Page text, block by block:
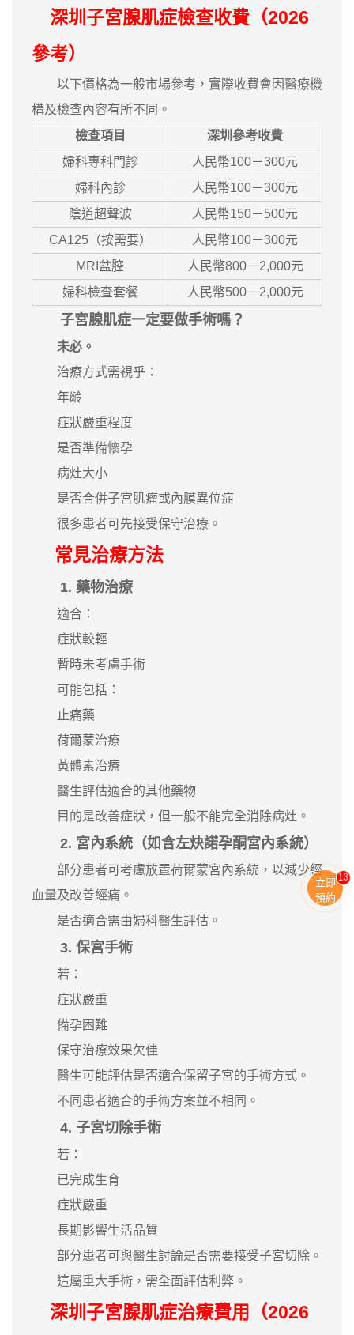
深圳子宮腺肌症檢查收費（2026
參考）
以下價格為一般市場參考，實際收費會因醫療機
構及檢查內容有所不同。
檢查項目
深圳參考收費
婦科專科門診
人民幣100－300元
婦科內診
人民幣100－300元
陰道超聲波
人民幣150－500元
CA125（按需要）
人民幣100－300元
MRI盆腔
人民幣800－2,000元
婦科檢查套餐
人民幣500－2,000元
子宮腺肌症一定要做手術嗎？
未必。
治療方式需視乎：
年齡
症狀嚴重程度
是否準備懷孕
病灶大小
是否合併子宮肌瘤或內膜異位症
很多患者可先接受保守治療。
常見治療方法
1. 藥物治療
適合：
症狀較輕
暫時未考慮手術
可能包括：
止痛藥
荷爾蒙治療
黃體素治療
醫生評估適合的其他藥物
目的是改善症狀，但一般不能完全消除病灶。
2. 宮內系統（如含左炔諾孕酮宮內系統）
部分患者可考慮放置荷爾蒙宮內系統，以減少經
血量及改善經痛。
是否適合需由婦科醫生評估。
3. 保宮手術
若：
症狀嚴重
備孕困難
保守治療效果欠佳
醫生可能評估是否適合保留子宮的手術方式。
不同患者適合的手術方案並不相同。
4. 子宮切除手術
若：
已完成生育
症狀嚴重
長期影響生活品質
部分患者可與醫生討論是否需要接受子宮切除。
這屬重大手術，需全面評估利弊。
深圳子宮腺肌症治療費用（2026
立即
預約
13